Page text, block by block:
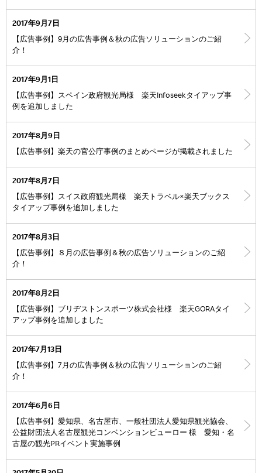
2017年9月7日
【広告事例】9月の広告事例＆秋の広告ソリューションのご紹
介！
2017年9月1日
【広告事例】スペイン政府観光局様 楽天Infoseekタイアップ事
例を追加しました
2017年8月9日
【広告事例】楽天の官公庁事例のまとめページが掲載されました
2017年8月7日
【広告事例】スイス政府観光局様 楽天トラベル×楽天ブックス
タイアップ事例を追加しました
2017年8月3日
【広告事例】８月の広告事例＆秋の広告ソリューションのご紹
介！
2017年8月2日
【広告事例】ブリヂストンスポーツ株式会社様 楽天GORAタイ
アップ事例を追加しました
2017年7月13日
【広告事例】7月の広告事例＆秋の広告ソリューションのご紹
介！
2017年6月6日
【広告事例】愛知県、名古屋市、一般社団法人愛知県観光協会、
公益財団法人名古屋観光コンベンションビューロー 様 愛知・名
古屋の観光PRイベント実施事例